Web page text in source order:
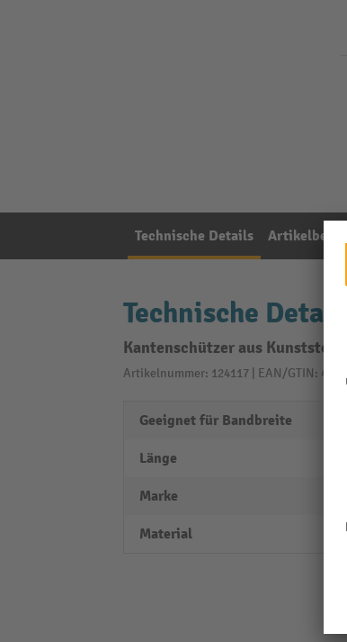
Technische Details
Technische Details
Kantenschützer aus Kunststoff,
Artikelnummer: 124117 | EAN/GTIN:
Geeignet für Bandbreite
Länge
Marke
Material